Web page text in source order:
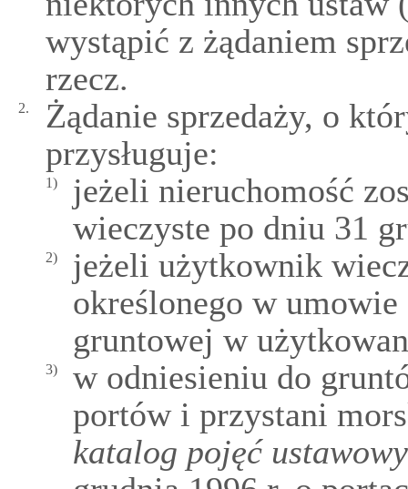
wystąpić z żądaniem
rzecz.
2.
Żądanie sprzedaży, o
przysługuje:
1)
jeżeli nieruchomość
wieczyste po dniu 31
2)
jeżeli użytkownik
określonego w
gruntowej w
3)
w odniesieniu do
portów i przystani
katalog pojęć